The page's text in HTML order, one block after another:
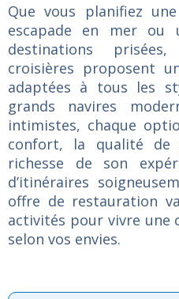
Que vous planifiez
escapade en mer ou
destinations
croisières proposent
adaptées à tous les
grands navires
intimistes, chaque
confort, la qualité
richesse de son
d’itinéraires
offre de restauration
activités pour vivre une
selon vos envies.